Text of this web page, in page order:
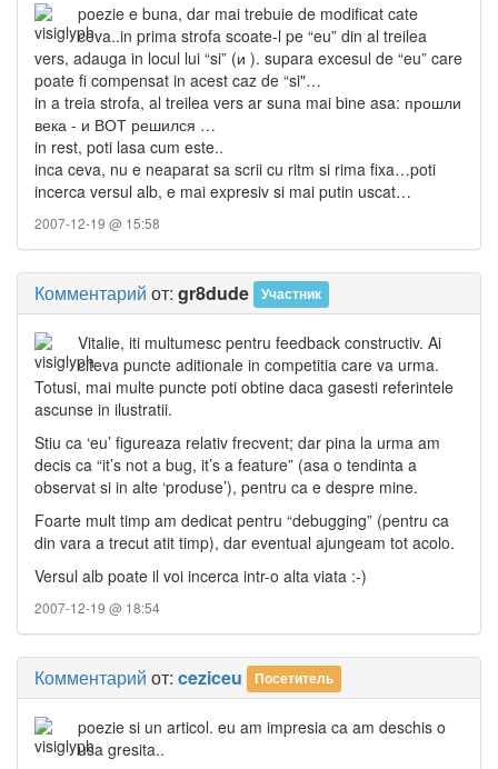
poezie e buna, dar mai trebuie de modificat cate
ceva..in prima strofa scoate-l pe “eu” din al treilea
vers, adauga in locul lui “si” (и ). supara excesul de “eu” care
poate fi compensat in acest caz de “si"…
in a treia strofa, al treilea vers ar suna mai bine asa: прошли
века - и ВОТ решился …
in rest, poti lasa cum este..
inca ceva, nu e neaparat sa scrii cu ritm si rima fixa…poti
incerca versul alb, e mai expresiv si mai putin uscat…
2007-12-19 @ 15:58
Комментарий от: gr8dude Участник
Vitalie, iti multumesc pentru feedback constructiv. Ai
citeva puncte aditionale in competitia care va urma.
Totusi, mai multe puncte poti obtine daca gasesti referintele
ascunse in ilustratii.
Stiu ca ‘eu’ figureaza relativ frecvent; dar pina la urma am
decis ca “it’s not a bug, it’s a feature” (asa o tendinta a
observat si in alte ‘produse’), pentru ca e despre mine.
Foarte mult timp am dedicat pentru “debugging” (pentru ca
din vara a trecut atit timp), dar eventual ajungeam tot acolo.
Versul alb poate il voi incerca intr-o alta viata :-)
2007-12-19 @ 18:54
Комментарий от: ceziceu Посетитель
poezie si un articol. eu am impresia ca am deschis o
usa gresita..